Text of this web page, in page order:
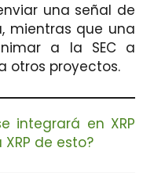
una señal de
mientras que una
a la SEC a
otros proyectos.
integrará en XRP
de esto?